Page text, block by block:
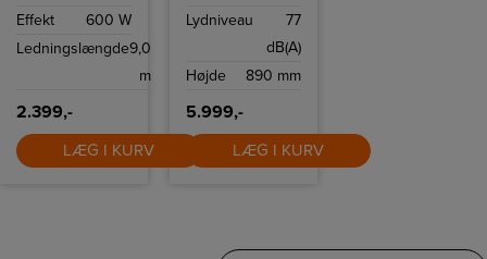
støvsugning. Den
fjernbetjening på
Effekt
600 W
Ledningslængde9,0
m
2.399,-
LÆG I KURV
system, der
programmets
mængden af
Lydniveau
77
dB(A)
Højde
890 mm
5.999,-
LÆG I KURV